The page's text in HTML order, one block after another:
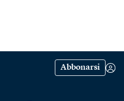
Abbonarsi